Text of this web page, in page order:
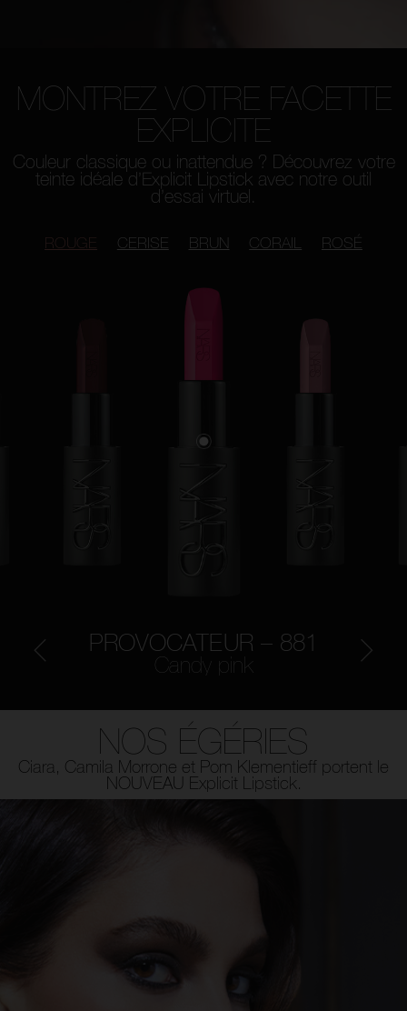
MONTREZ VOTRE FACETTE
EXPLICITE
Couleur classique ou inattendue ? Découvrez votre
teinte idéale d’Explicit Lipstick avec notre outil
d’essai virtuel.
ROUGE CERISE BRUN CORAIL ROSÉ
PROVOCATEUR – 881
Candy pink
NOS ÉGÉRIES
Ciara, Camila Morrone et Pom Klementieff portent le
NOUVEAU Explicit Lipstick.